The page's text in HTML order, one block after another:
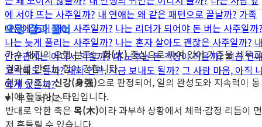
에 서야 뜨는 사주일까?내 연애는 왜 같은 패턴으로 끝날까?가족
때문에 돈이 새는 사주일까? 나는 리더가 되어야 돈 버는 사주일까
나는 늦게 풀리는 사주일까? 나는 혼자 살아도 괜찮은 사주일까?
인간관계는 어디서 막힐까?내 노후는 돈 걱정이 적을까?지금 연
고백해도 될까?재회 연락, 지금 보내도 될까? 그 사람 마음, 아직
에게 있을까?
무료 서비스
오행 결과 풀이
가수 채진의 오행 분포는화(火)중심으로 짜여 있어 기준을 세우고
결과를 만드는 힘이 강합니다.
현재 구조는신강(身强)으로 판정되어, 일의 완성도와 지속력이 동
시에 작동하는 타입입니다.
반대로 약한 축은 목(木)이라 과부하 상황에서 체력·감정 리듬이 먼
저 흔들릴 수 있습니다.